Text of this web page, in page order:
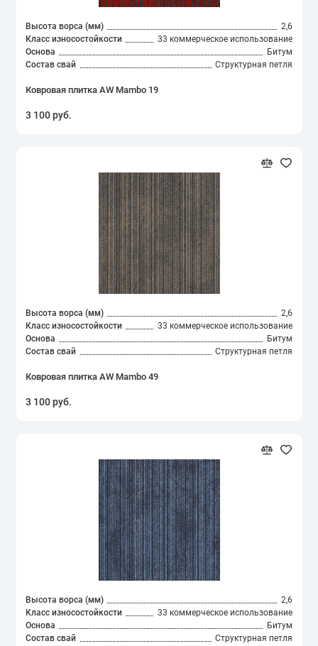
BIG
Coton
Edel
ITC
Витебские ковры
Выставочный
Зартекс
Зартекс COMMERCIAL
Циновка AW
Высота ворса (мм)
2,6
Класс износостойкости
33 коммерческое использование
Основа
Битум
Состав свай
Структурная петля
Ковровая плитка AW Mambo 19
3 100 руб.
Высота ворса (мм)
2,6
Класс износостойкости
33 коммерческое использование
Основа
Битум
Состав свай
Структурная петля
Ковровая плитка AW Mambo 49
3 100 руб.
Высота ворса (мм)
2,6
Класс износостойкости
33 коммерческое использование
Основа
Битум
Состав свай
Структурная петля